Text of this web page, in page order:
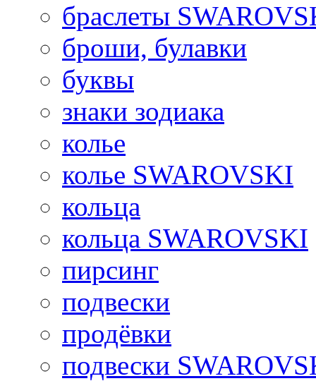
браслеты
броши, булавки
буквы
знаки зодиака
колье
колье SWAROVSKI
кольца
кольца SWAROVSKI
пирсинг
подвески
продёвки
подвески